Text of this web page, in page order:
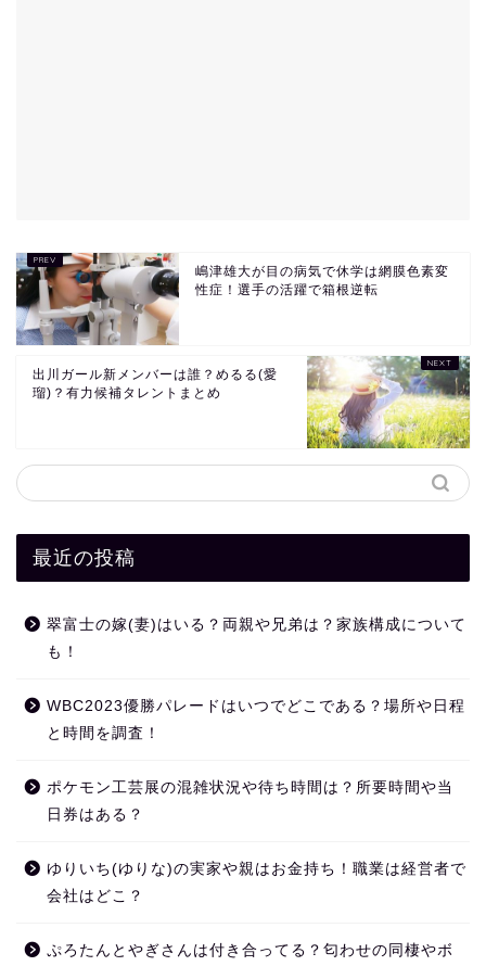
嶋津雄大が目の病気で休学は網膜色素変
性症！選手の活躍で箱根逆転
出川ガール新メンバーは誰？めるる(愛
瑠)？有力候補タレントまとめ
最近の投稿
翠富士の嫁(妻)はいる？両親や兄弟は？家族構成について
も！
WBC2023優勝パレードはいつでどこである？場所や日程
と時間を調査！
ポケモン工芸展の混雑状況や待ち時間は？所要時間や当
日券はある？
ゆりいち(ゆりな)の実家や親はお金持ち！職業は経営者で
会社はどこ？
ぷろたんとやぎさんは付き合ってる？匂わせの同棲やボ